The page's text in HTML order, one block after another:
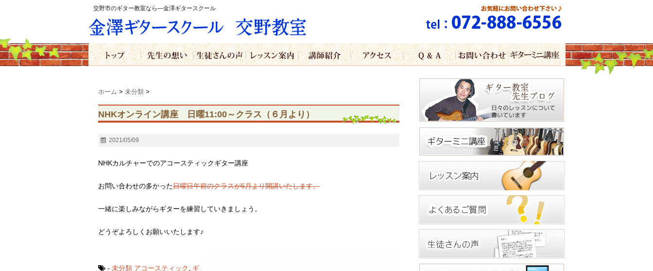
交野市のギター教室なら―金澤ギタースクール
ホーム > 未分類 >
NHKオンライン講座 日曜11:00～クラス（６月より）
2021/05/09
NHKカルチャーでのアコースティックギター講座
お問い合わせの多かった日曜日午前のクラスが6月より開講いたします。
一緒に楽しみながらギターを練習していきましょう。
どうぞよろしくお願いいたします♪
- 未分類 アコースティック
ギ